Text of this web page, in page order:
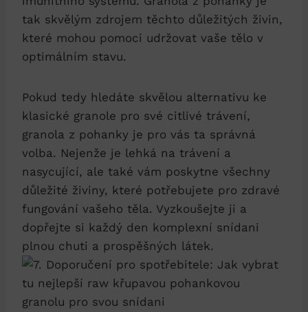
tak skvělým zdrojem těchto důležitých živin,
které mohou pomoci udržovat vaše tělo v
optimálním stavu.
Pokud tedy hledáte skvělou alternativu ke
klasické granole pro své citlivé trávení,
granola z pohanky je pro vás ta správná
volba. Nejenže je lehká na trávení a
nasycující, ale také vám poskytne všechny
důležité živiny, které potřebujete pro zdravé
fungování vašeho těla. Vyzkoušejte ji a
dopřejte si každý den komplexní snídani
plnou chuti a prospěšných látek.